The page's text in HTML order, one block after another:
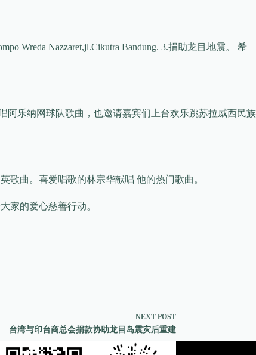
Wreda Nazzaret,jl.Cikutra Bandung. 3.捐助龙目地震。 希
阿乐纳网球队歌曲，也邀请嘉宾们上台欢乐跳苏拉威西民族
歌曲。喜爱唱歌的林宗华献唱 他的热门歌曲。
家的爱心慈善行动。
NEXT POST
台湾与印台商总会捐款协助龙目岛震灾后重建